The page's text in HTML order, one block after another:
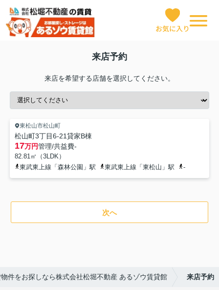
お気に入り
来店予約
来店を希望する店舗を選択してください。
東松山市松山町
松山町3丁目6-21貸家B棟
17万円管理/共益費-
82.81㎡（3LDK）
東武東上線「森林公園」駅
東武東上線「東松山」駅 -
次へ
件をお探しなら株式会社松堀不動産 あるゾウ賃貸館 来店予約